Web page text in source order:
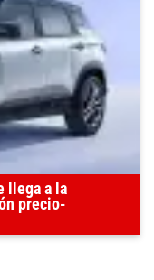
llega a la
precio-